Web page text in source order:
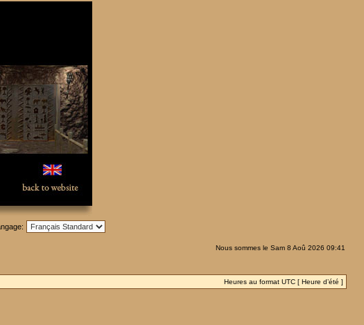
Nous sommes le Sam 8 Aoû 2026 09:41
Heures au format UTC [ Heure d’été ]